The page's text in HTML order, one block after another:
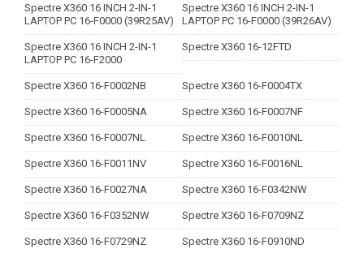
Spectre X360 16 INCH 2-IN-1
LAPTOP PC 16-F0000 (39R25AV)
Spectre X360 16 INCH 2-IN-1
LAPTOP PC 16-F0000 (39R26AV)
Spectre X360 16 INCH 2-IN-1
LAPTOP PC 16-F2000
Spectre X360 16-12FTD
Spectre X360 16-F0002NB Spectre X360 16-F0004TX
Spectre X360 16-F0005NA Spectre X360 16-F0007NF
Spectre X360 16-F0007NL Spectre X360 16-F0010NL
Spectre X360 16-F0011NV Spectre X360 16-F0016NL
Spectre X360 16-F0027NA Spectre X360 16-F0342NW
Spectre X360 16-F0352NW Spectre X360 16-F0709NZ
Spectre X360 16-F0729NZ Spectre X360 16-F0910ND